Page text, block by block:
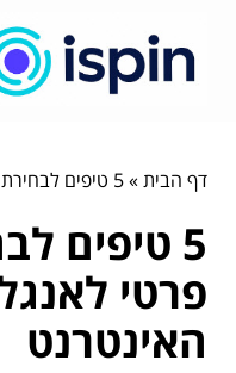
דף הבית»5 טיפים לבחירת מורה פרטי לאנגלית דרך האינטרנט
5 טיפים
פרטי
האינטרנט